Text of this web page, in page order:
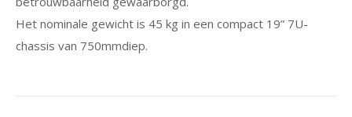
Het nominale gewicht is 45 kg in een compact 19” 7U-
chassis van 750mmdiep.